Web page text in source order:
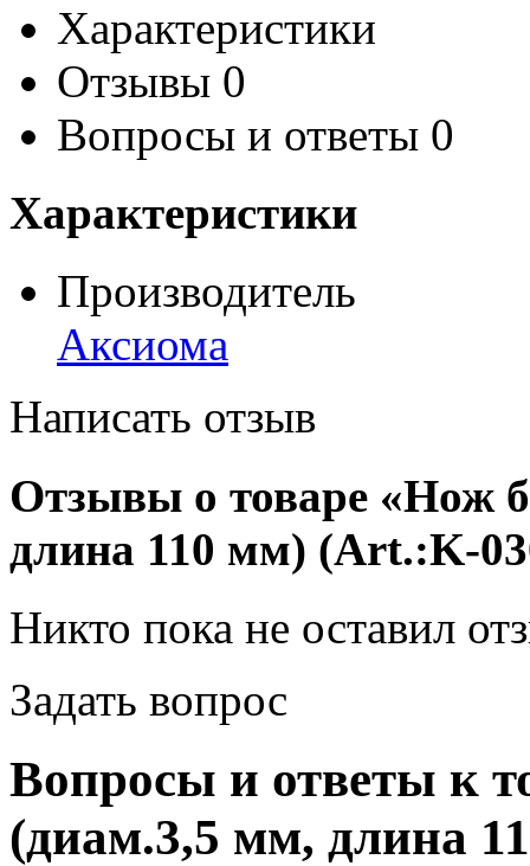
Характеристики
Отзывы 0
Вопросы и ответы 0
Характеристики
Производитель
Аксиома
Написать отзыв
Отзывы о товаре «Нож
длина 110 мм) (Art.:K-
Никто пока не оставил
Задать вопрос
Вопросы и ответы к
(диам.3,5 мм, длина